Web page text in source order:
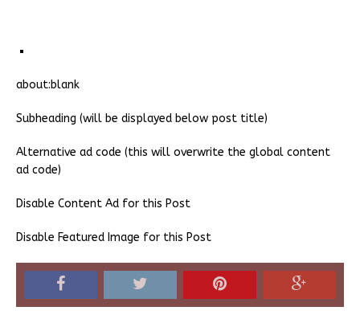
about:blank
Subheading (will be displayed below post title)
Alternative ad code (this will overwrite the global content
ad code)
Disable Content Ad for this Post
Disable Featured Image for this Post